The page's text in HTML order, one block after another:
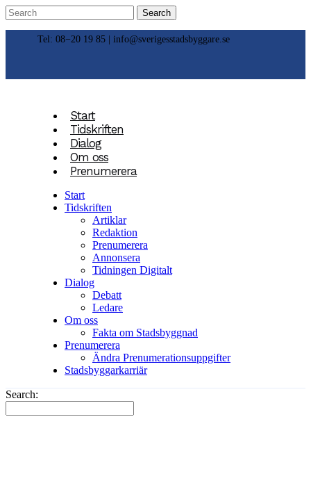
Tel: 08−20 19 85 | info@sverigesstadsbyggare.se
Start
Tidskriften
Dialog
Om oss
Prenumerera
Start
Tidskriften
Artiklar
Redaktion
Prenumerera
Annonsera
Tidningen Digitalt
Dialog
Debatt
Ledare
Om oss
Fakta om Stadsbyggnad
Prenumerera
Ändra Prenumerationsuppgifter
Stadsbyggarkarriär
Search: